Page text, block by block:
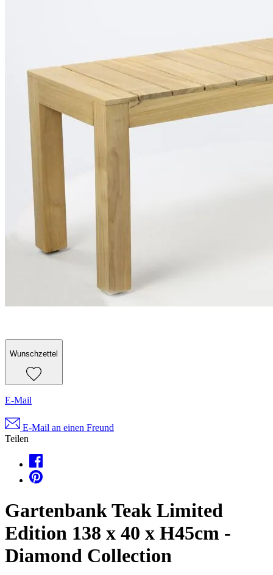
Wunschzettel
E-Mail
E-Mail an einen Freund
Teilen
Gartenbank Teak Limited
Edition 138 x 40 x H45cm -
Diamond Collection